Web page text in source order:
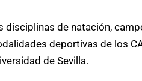
disciplinas de natación,
deportivas de los
de Sevilla.